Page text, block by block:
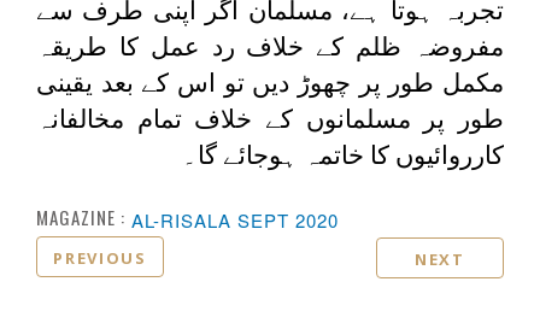
تجربہ ہوتا ہے، مسلمان اگر اپنی طرف سے
مفروضہ ظلم کے خلاف رد عمل کا طریقہ
مکمل طور پر چھوڑ دیں تو اس کے بعد یقینی
طور پر مسلمانوں کے خلاف تمام مخالفانہ
کارروائیوں کا خاتمہ ہوجائے گا۔
MAGAZINE : AL-RISALA SEPT 2020
PREVIOUS NEXT